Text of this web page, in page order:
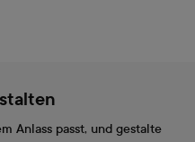
Anlass passt, und gestalte